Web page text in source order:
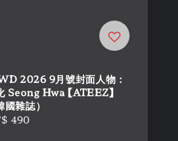
2026 9月號封面人物：
Seong Hwa 【ATEEZ】
國雜誌）
490